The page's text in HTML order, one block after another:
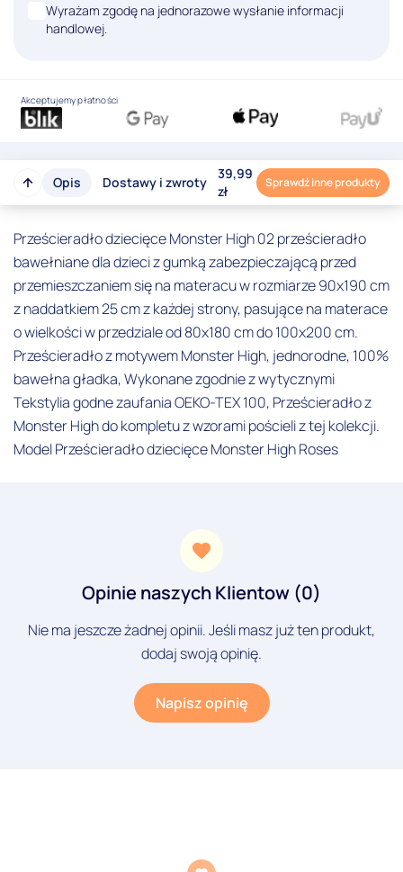
Wyrażam zgodę na jednorazowe wysłanie informacji
handlowej.
Akceptujemy płatności
Opis Dostawy i zwroty
39,99
zł
Sprawdź inne produkty
Prześcieradło dziecięce Monster High 02 prześcieradło
bawełniane dla dzieci z gumką zabezpieczającą przed
przemieszczaniem się na materacu w rozmiarze 90x190 cm
z naddatkiem 25 cm z każdej strony, pasujące na materace
o wielkości w przedziale od 80x180 cm do 100x200 cm.
Prześcieradło z motywem Monster High, jednorodne, 100%
bawełna gładka, Wykonane zgodnie z wytycznymi
Tekstylia godne zaufania OEKO-TEX 100, Prześcieradło z
Monster High do kompletu z wzorami pościeli z tej kolekcji.
Model Prześcieradło dziecięce Monster High Roses
Opinie naszych Klientow (0)
Nie ma jeszcze żadnej opinii. Jeśli masz już ten produkt,
dodaj swoją opinię.
Napisz opinię